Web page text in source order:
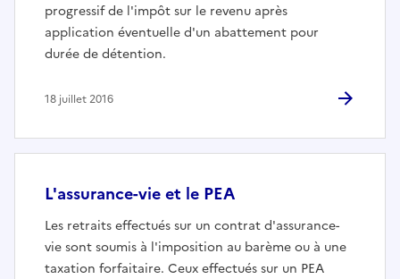
progressif de l'impôt sur le revenu après
application éventuelle d'un abattement pour
durée de détention.
18 juillet 2016
L'assurance-vie et le PEA
Les retraits effectués sur un contrat d'assurance-
vie sont soumis à l'imposition au barème ou à une
taxation forfaitaire. Ceux effectués sur un PEA